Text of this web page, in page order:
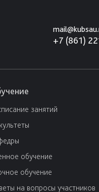
+7 (861)
занятий
обучение
обучение
на вопросы участников